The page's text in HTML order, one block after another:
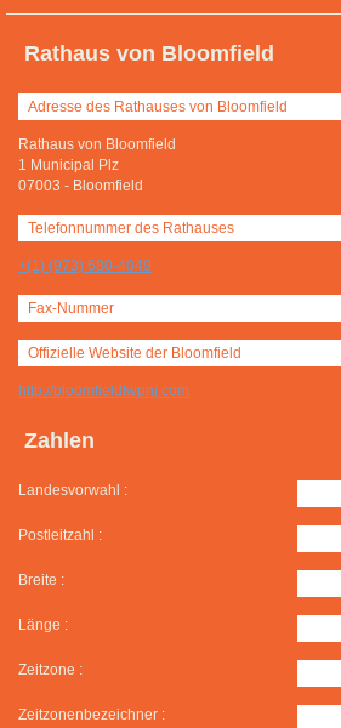
Rathaus von Bloomfield
Adresse des Rathauses von Bloomfield
Rathaus von Bloomfield
1 Municipal Plz
07003 - Bloomfield
Telefonnummer des Rathauses
+(1) (973) 680-4049
Fax-Nummer
Offizielle Website der Bloomfield
http://bloomfieldtwpnj.com
Zahlen
Landesvorwahl :
Postleitzahl :
Breite :
Länge :
Zeitzone :
Zeitzonenbezeichner :